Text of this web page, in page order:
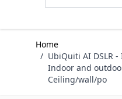
Home
/ UbiQuiti AI DSLR
Indoor and
Ceiling/wall/po